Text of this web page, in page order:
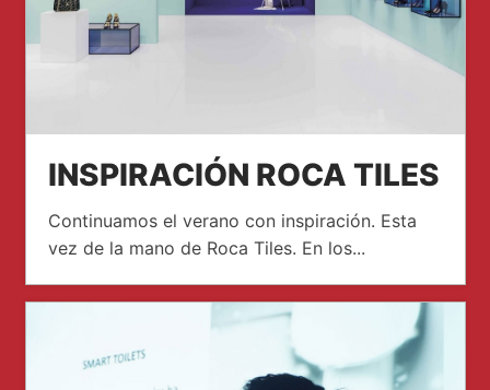
INSPIRACIÓN ROCA TILES
Continuamos el verano con inspiración. Esta
vez de la mano de Roca Tiles. En los...